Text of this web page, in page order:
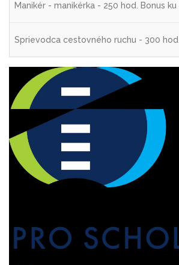
Manikér - manikérka - 250 hod. Bonus
Sprievodca cestovného ruchu - 300 hod.